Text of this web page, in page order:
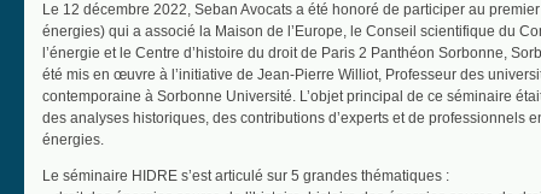
Le 12 décembre 2022, Seban Avocats a été honoré de participer au
énergies) qui a associé la Maison de l’Europe, le Conseil scientifique du
l’énergie et le Centre d’histoire du droit de Paris 2 Panthéon Sorbonne,
été mis en œuvre à l’initiative de Jean-Pierre Williot, Professeur des
contemporaine à Sorbonne Université. L’objet principal de ce séminaire
des analyses historiques, des contributions d’experts et de professionnels
énergies.
Le séminaire HIDRE s’est articulé sur 5 grandes thématiques :